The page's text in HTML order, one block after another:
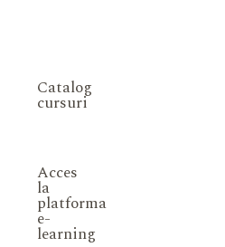
Catalog
cursuri
Acces
la
platforma
e-
learning